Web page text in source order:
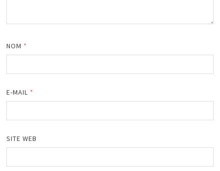
NOM *
E-MAIL *
SITE WEB